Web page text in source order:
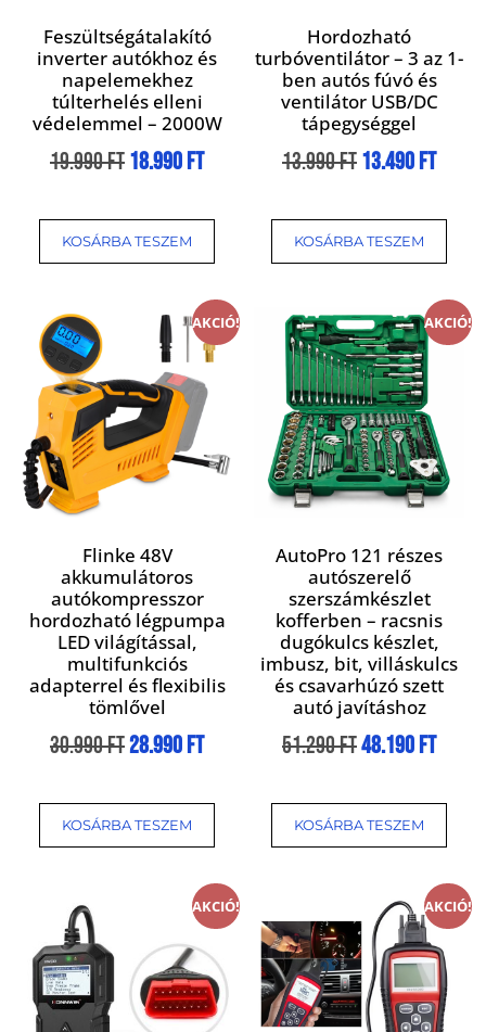
Feszültségátalakító
inverter autókhoz és
napelemekhez
túlterhelés elleni
védelemmel – 2000W
19.990Ft18.990Ft
KOSÁRBA TESZEM
Hordozható
turbóventilátor – 3 az 1-
ben autós fúvó és
ventilátor USB/DC
tápegységgel
13.990Ft13.490Ft
KOSÁRBA TESZEM
AKCIÓ!
Flinke 48V
akkumulátoros
autókompresszor
hordozható légpumpa
LED világítással,
multifunkciós
adapterrel és flexibilis
tömlővel
30.990Ft28.990Ft
KOSÁRBA TESZEM
AKCIÓ!
AutoPro 121 részes
autószerelő
szerszámkészlet
kofferben – racsnis
dugókulcs készlet,
imbusz, bit, villáskulcs
és csavarhúzó szett
autó javításhoz
51.290Ft48.190Ft
KOSÁRBA TESZEM
AKCIÓ! AKCIÓ!